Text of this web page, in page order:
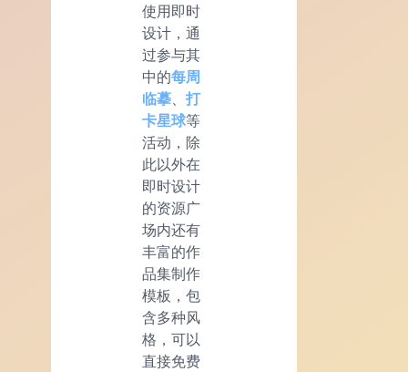
使用即时
设计，通
过参与其
中的每周
临摹
打
卡星球等
活动，除
此以外在
即时设计
的资源广
场内还有
丰富的作
品集制作
模板，包
含多种风
格，可以
直接免费